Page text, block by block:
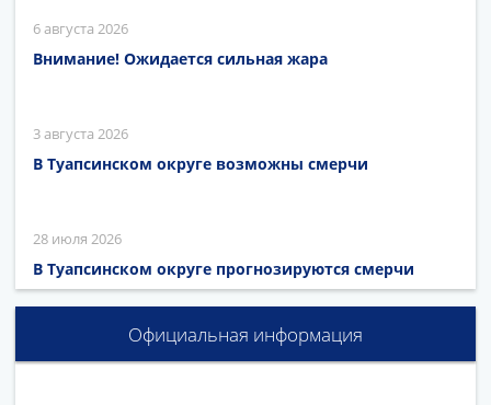
6 августа 2026
Внимание! Ожидается сильная жара
3 августа 2026
В Туапсинском округе возможны смерчи
28 июля 2026
В Туапсинском округе прогнозируются смерчи
Официальная информация